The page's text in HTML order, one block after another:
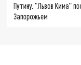
Путину. "Львов Кима"
Запорожьем